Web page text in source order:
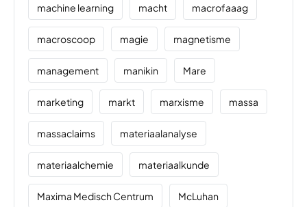
machine learning macht macrofaaag
macroscoop magie magnetisme
management manikin Mare
marketing markt marxisme massa
massaclaims materiaalanalyse
materiaalchemie materiaalkunde
Maxima Medisch Centrum McLuhan